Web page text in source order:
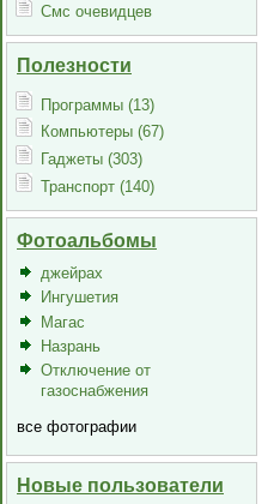
Смс очевидцев
Полезности
Программы (13)
Компьютеры (67)
Гаджеты (303)
Транспорт (140)
Фотоальбомы
джейрах
Ингушетия
Магас
Назрань
Отключение от
газоснабжения
все фотографии
Новые пользователи